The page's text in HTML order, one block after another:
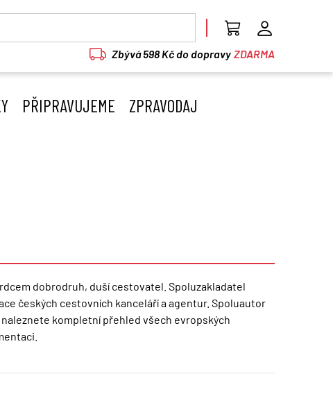
Zbývá 598 Kč do dopravy ZDARMA
PŘIPRAVUJEME ZPRAVODAJ
dobrodruh, duší cestovatel. Spoluzakladatel
českých cestovních kanceláří a agentur. Spoluautor
naleznete kompletní přehled všech evropských